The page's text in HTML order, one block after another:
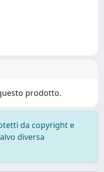
prodotto.
da copyright e
diversa